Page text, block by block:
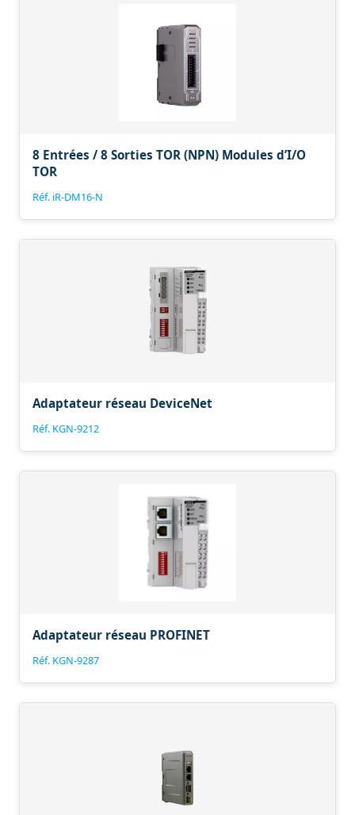
8 Entrées / 8 Sorties TOR (NPN) Modules d’I/O
TOR
Réf. iR-DM16-N
Adaptateur réseau DeviceNet
Réf. KGN-9212
Adaptateur réseau PROFINET
Réf. KGN-9287